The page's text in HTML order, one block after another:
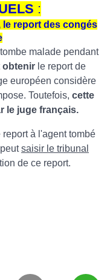
:
report des congés
malade pendant
obtenir le report de
européen considère
Toutefois, cette
le juge français.
à l'agent tombé
saisir le tribunal
de ce report.